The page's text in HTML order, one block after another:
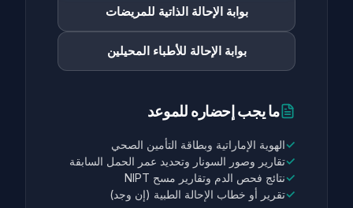
بوابة الإحالة الذاتية للمريضات
بوابة الإحالة للأطباء المحيلين
ما يجب إحضاره للموعد
✓الهوية الإماراتية وبطاقة التأمين الصحي
✓تقارير وصور السونار وتحديد عمر الحمل السابقة
✓نتائج فحص الدم وتقارير مسح NIPT
✓تقرير أو خطاب الإحالة الطبية (إن وجد)